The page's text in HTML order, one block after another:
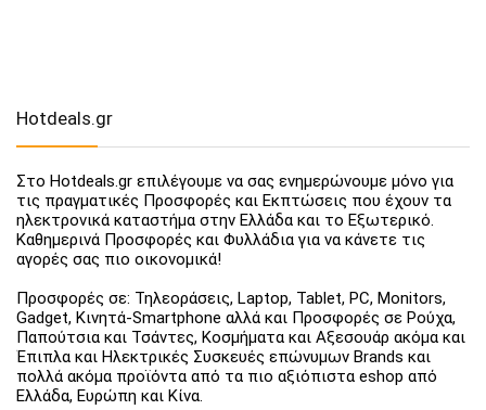
Hotdeals.gr
Στο Hotdeals.gr επιλέγουμε να σας ενημερώνουμε μόνο για
τις πραγματικές Προσφορές και Εκπτώσεις που έχουν τα
ηλεκτρονικά καταστήμα στην Ελλάδα και το Εξωτερικό.
Καθημερινά Προσφορές και Φυλλάδια για να κάνετε τις
αγορές σας πιο οικονομικά!
Προσφορές σε: Τηλεοράσεις, Laptop, Tablet, PC, Monitors,
Gadget, Κινητά-Smartphone αλλά και Προσφορές σε Ρούχα,
Παπούτσια και Τσάντες, Κοσμήματα και Αξεσουάρ ακόμα και
Έπιπλα και Ηλεκτρικές Συσκευές επώνυμων Brands και
πολλά ακόμα προϊόντα από τα πιο αξιόπιστα eshop από
Ελλάδα, Ευρώπη και Κίνα.